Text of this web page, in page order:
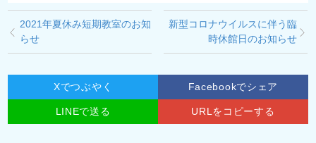
2021年夏休み短期教室のお知
らせ
新型コロナウイルスに伴う臨
時休館日のお知らせ
Xでつぶやく Facebookでシェア
LINEで送る URLをコピーする